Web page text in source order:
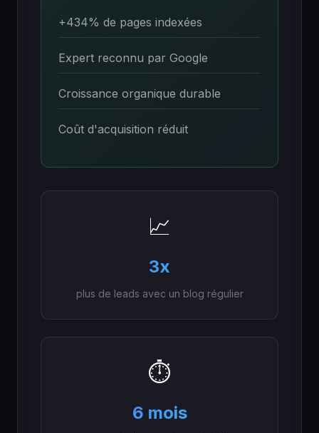
+434% de pages indexées
Expert reconnu par Google
Croissance organique durable
Coût d'acquisition réduit
📈
3x
plus de leads avec un blog régulier
⏱️
6 mois